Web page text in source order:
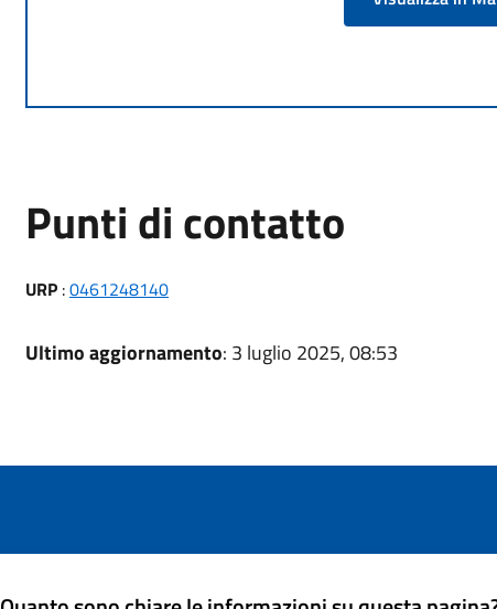
Punti di contatto
URP :0461248140
Ultimo aggiornamento: 3 luglio 2025, 08:53